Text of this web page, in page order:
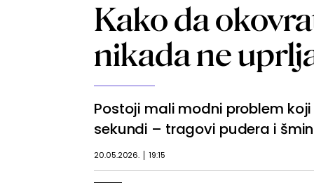
Kako da
nikada ne
Postoji mali modni problem
sekundi – tragovi pudera i
20.05.2026. 19:15